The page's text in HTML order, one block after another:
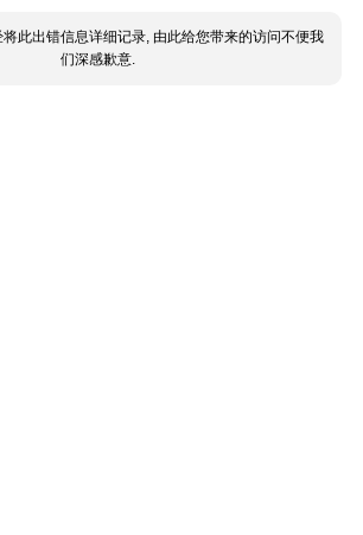
将此出错信息详细记录, 由此给您带来的访问不便我
们深感歉意.